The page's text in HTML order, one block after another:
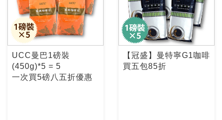
UCC曼巴1磅裝
(450g)*5 = 5
一次買5磅八五折優惠
【冠盛】曼特寧G1咖啡
買五包85折